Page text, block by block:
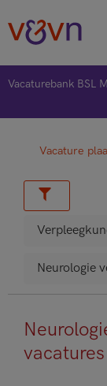
Vacaturebank BSL
Vacature
Neurologie